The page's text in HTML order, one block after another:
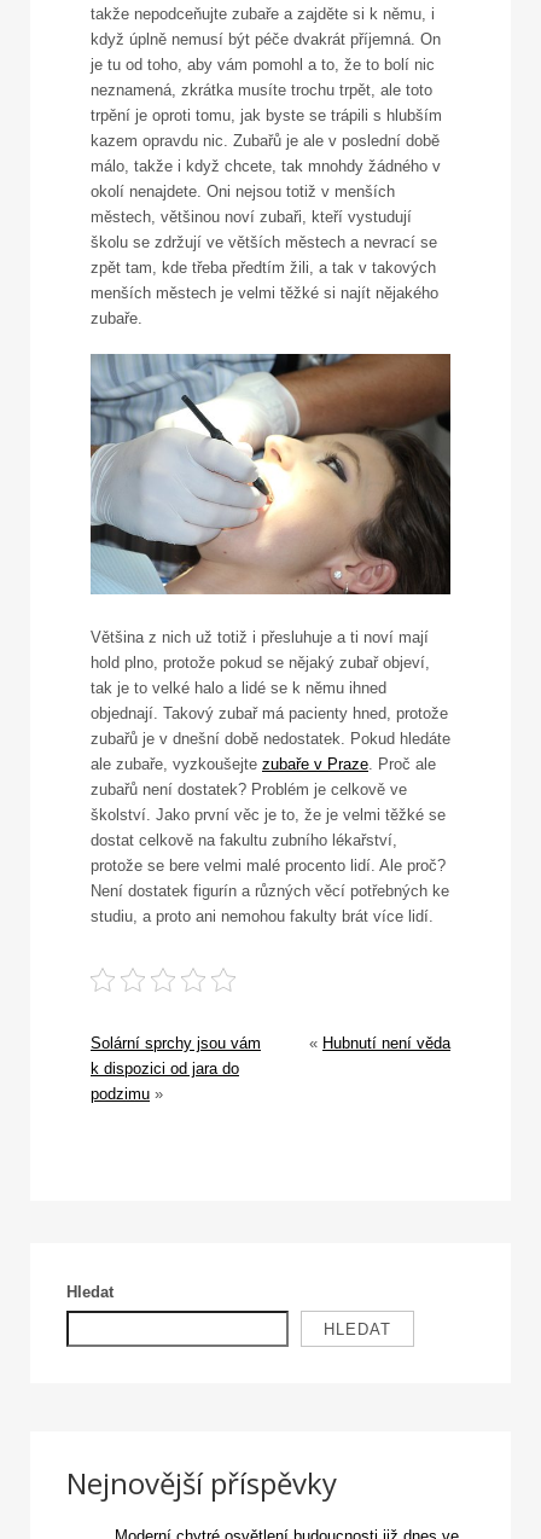
takže nepodceňujte zubaře a zajděte si k němu, i
když úplně nemusí být péče dvakrát příjemná. On
je tu od toho, aby vám pomohl a to, že to bolí nic
neznamená, zkrátka musíte trochu trpět, ale toto
trpění je oproti tomu, jak byste se trápili s hlubším
kazem opravdu nic. Zubařů je ale v poslední době
málo, takže i když chcete, tak mnohdy žádného v
okolí nenajdete. Oni nejsou totiž v menších
městech, většinou noví zubaři, kteří vystudují
školu se zdržují ve větších městech a nevrací se
zpět tam, kde třeba předtím žili, a tak v takových
menších městech je velmi těžké si najít nějakého
zubaře.
Většina z nich už totiž i přesluhuje a ti noví mají
hold plno, protože pokud se nějaký zubař objeví,
tak je to velké halo a lidé se k němu ihned
objednají. Takový zubař má pacienty hned, protože
zubařů je v dnešní době nedostatek. Pokud hledáte
ale zubaře, vyzkoušejte zubaře v Praze. Proč ale
zubařů není dostatek? Problém je celkově ve
školství. Jako první věc je to, že je velmi těžké se
dostat celkově na fakultu zubního lékařství,
protože se bere velmi malé procento lidí. Ale proč?
Není dostatek figurín a různých věcí potřebných ke
studiu, a proto ani nemohou fakulty brát více lidí.
Solární sprchy jsou vám
k dispozici od jara do
podzimu »
« Hubnutí není věda
Hledat
HLEDAT
Nejnovější příspěvky